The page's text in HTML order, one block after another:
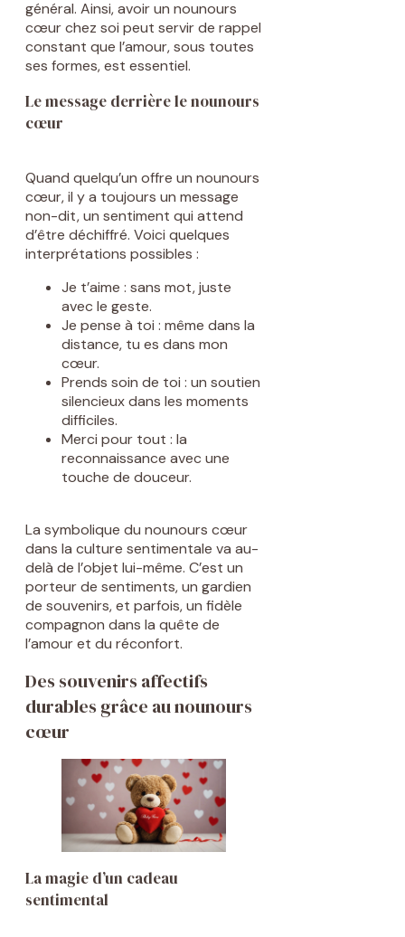
général. Ainsi, avoir un nounours
cœur chez soi peut servir de rappel
constant que l’amour, sous toutes
ses formes, est essentiel.
Le message derrière le nounours
cœur
Quand quelqu’un offre un nounours
cœur, il y a toujours un message
non-dit, un sentiment qui attend
d’être déchiffré. Voici quelques
interprétations possibles :
Je t’aime : sans mot, juste
avec le geste.
Je pense à toi : même dans la
distance, tu es dans mon
cœur.
Prends soin de toi : un soutien
silencieux dans les moments
difficiles.
Merci pour tout : la
reconnaissance avec une
touche de douceur.
La symbolique du nounours cœur
dans la culture sentimentale va au-
delà de l’objet lui-même. C’est un
porteur de sentiments, un gardien
de souvenirs, et parfois, un fidèle
compagnon dans la quête de
l’amour et du réconfort.
Des souvenirs affectifs
durables grâce au nounours
cœur
La magie d’un cadeau
sentimental